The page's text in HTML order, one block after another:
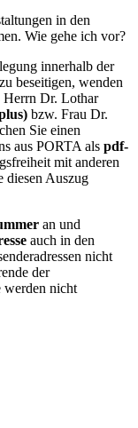
in den
Wie gehe ich vor?
innerhalb der
beseitigen, wenden
Herrn Dr. Lothar
bzw. Frau Dr.
Sie einen
aus PORTA als pdf-
mit anderen
diesen Auszug
an und
auch in den
nicht
der
werden nicht